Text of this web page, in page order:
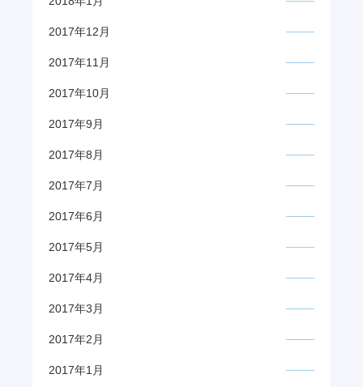
2017年12月
2017年11月
2017年10月
2017年9月
2017年8月
2017年7月
2017年6月
2017年5月
2017年4月
2017年3月
2017年2月
2017年1月